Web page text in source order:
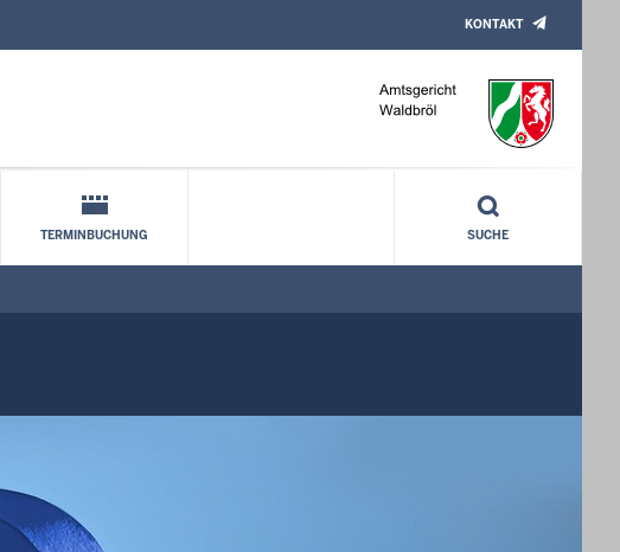
KONTAKT
TERMINBUCHUNG SUCHE